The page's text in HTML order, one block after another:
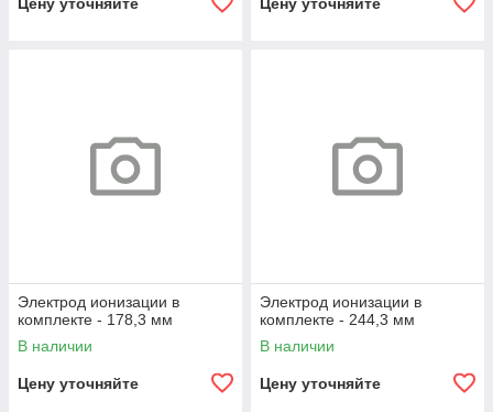
Электрод ионизации в
комплекте - 178,3 мм
В наличии
Цену уточняйте
Электрод ионизации в
комплекте - 244,3 мм
В наличии
Цену уточняйте